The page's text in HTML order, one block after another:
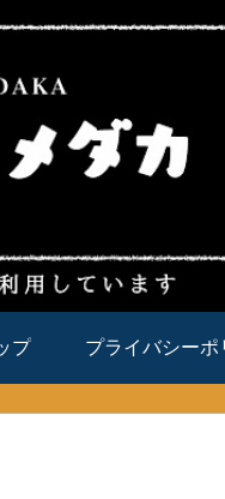
プ プライバシーポ